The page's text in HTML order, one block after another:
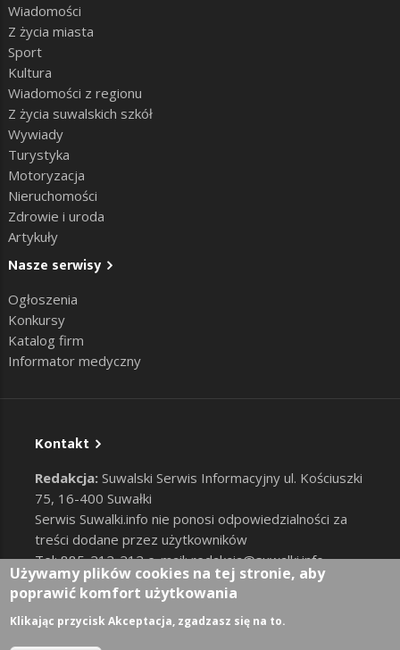
Wiadomości
Z życia miasta
Sport
Kultura
Wiadomości z regionu
Z życia suwalskich szkół
Wywiady
Turystyka
Motoryzacja
Nieruchomości
Zdrowie i uroda
Artykuły
Nasze serwisy
Ogłoszenia
Konkursy
Katalog firm
Informator medyczny
Kontakt
Redakcja: Suwalski Serwis Informacyjny ul. Kościuszki
75, 16-400 Suwałki
Serwis Suwalki.info nie ponosi odpowiedzialności za
treści dodane przez użytkowników
Tel: 885-212-212 e-mail:redakcja@suwalki.info,
reklama@suwalki.info
RODO |Cookies
User account menu
Zaloguj
Używamy plików cookies na tej stronie, aby
poprawić komfort użytkowania
Klikając przycisk Akceptacja, zgadzasz się na to.